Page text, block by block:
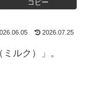
コピー
2026.07.25
ルク）」。